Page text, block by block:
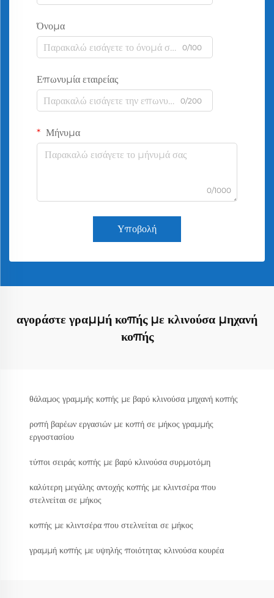
Όνομα
0/100
Επωνυμία εταιρείας
0/200
Μήνυμα
0/1000
Υποβολή
αγοράστε γραμμή κοπής με κλινούσα μηχανή
κοπής
θάλαμος γραμμής κοπής με βαρύ κλινούσα μηχανή κοπής
ροπή βαρέων εργασιών με κοπή σε μήκος γραμμής
εργοστασίου
τύποι σειράς κοπής με βαρύ κλινούσα συρμοτόμη
καλύτερη μεγάλης αντοχής κοπής με κλιντσέρα που
στελνείται σε μήκος
κοπής με κλιντσέρα που στελνείται σε μήκος
γραμμή κοπής με υψηλής ποιότητας κλινούσα κουρέα